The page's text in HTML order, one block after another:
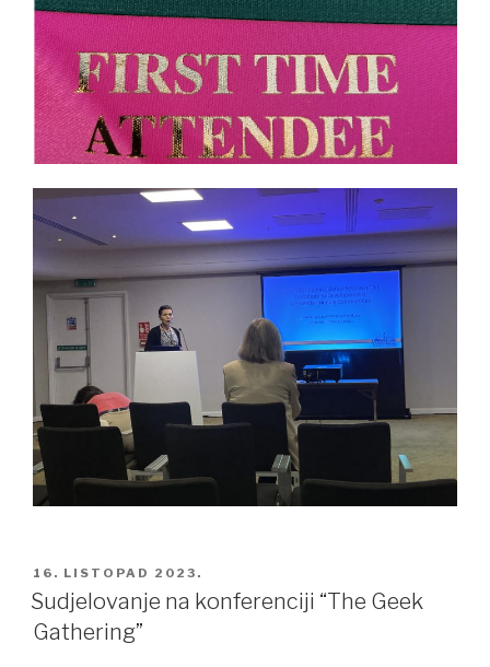
POSTED
ON
16. LISTOPAD 2023.
Sudjelovanje na konferenciji “The Geek
Gathering”